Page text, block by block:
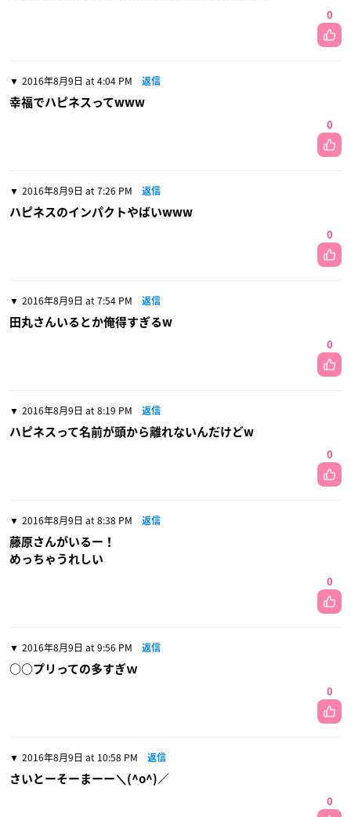
0
2016年8月9日 at 4:04 PM 返信
幸福でハピネスってwww
0
2016年8月9日 at 7:26 PM 返信
ハピネスのインパクトやばいwww
0
2016年8月9日 at 7:54 PM 返信
田丸さんいるとか俺得すぎるw
0
2016年8月9日 at 8:19 PM 返信
ハピネスって名前が頭から離れないんだけどw
0
2016年8月9日 at 8:38 PM 返信
藤原さんがいるー！
めっちゃうれしい
0
2016年8月9日 at 9:56 PM 返信
○○プリっての多すぎｗ
0
2016年8月9日 at 10:58 PM 返信
さいとーそーまーー＼(^o^)／
0